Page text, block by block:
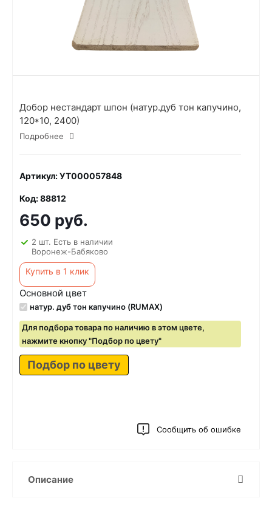
Добор нестандарт шпон (натур.дуб тон капучино,
120*10, 2400)
Подробнее
Артикул: УТ000057848
Код: 88812
650 руб.
2 шт. Есть в наличии
Воронеж-Бабяково
Купить в 1 клик
Основной цвет
натур. дуб тон капучино (RUMAX)
Для подбора товара по наличию в этом цвете,
нажмите кнопку "Подбор по цвету"
Подбор по цвету
Сообщить об ошибке
Описание